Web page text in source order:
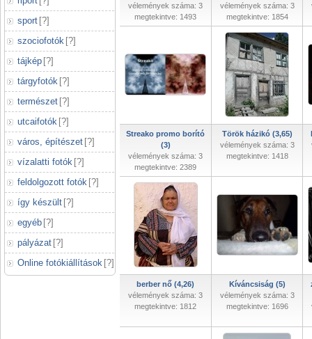
sport [?]
szociofotók [?]
tájkép [?]
tárgyfotók [?]
természet [?]
utcaifotók [?]
város, építészet [?]
vízalatti fotók [?]
feldolgozott fotók [?]
így készült [?]
egyéb [?]
pályázat [?]
Online fotókiállítások [?]
vélemények száma: 3
megtekintve: 1493
vélemények száma: 3
megtekintve: 1854
Streako promo borító
(3)
vélemények száma: 3
megtekintve: 2389
Török házikó (3,65)
vélemények száma: 3
megtekintve: 1418
berber nő (4,26)
vélemények száma: 3
megtekintve: 1812
Kíváncsiság (5)
vélemények száma: 3
megtekintve: 1696